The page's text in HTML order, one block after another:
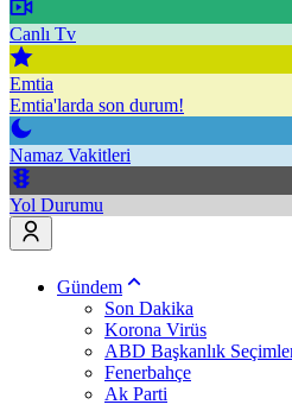
Canlı Tv
Emtia
Emtia'larda son durum!
Namaz Vakitleri
Yol Durumu
Gündem
Son Dakika
Korona Virüs
ABD Başkanlık
Fenerbahçe
Ak Parti